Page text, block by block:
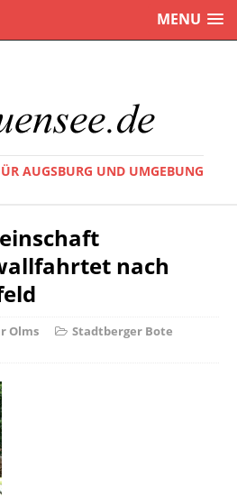
MENU
AUGSBURG UND UMGEBUNG
nach
Olms Stadtberger Bote